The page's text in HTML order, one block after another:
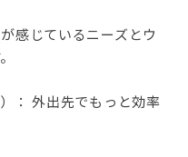
感じているニーズとウ
： 外出先でもっと効率